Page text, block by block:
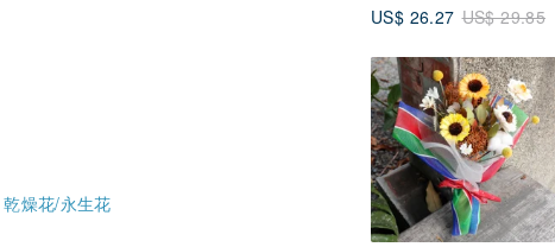
US$ 26.27 US$ 29.85
乾燥花/永生花